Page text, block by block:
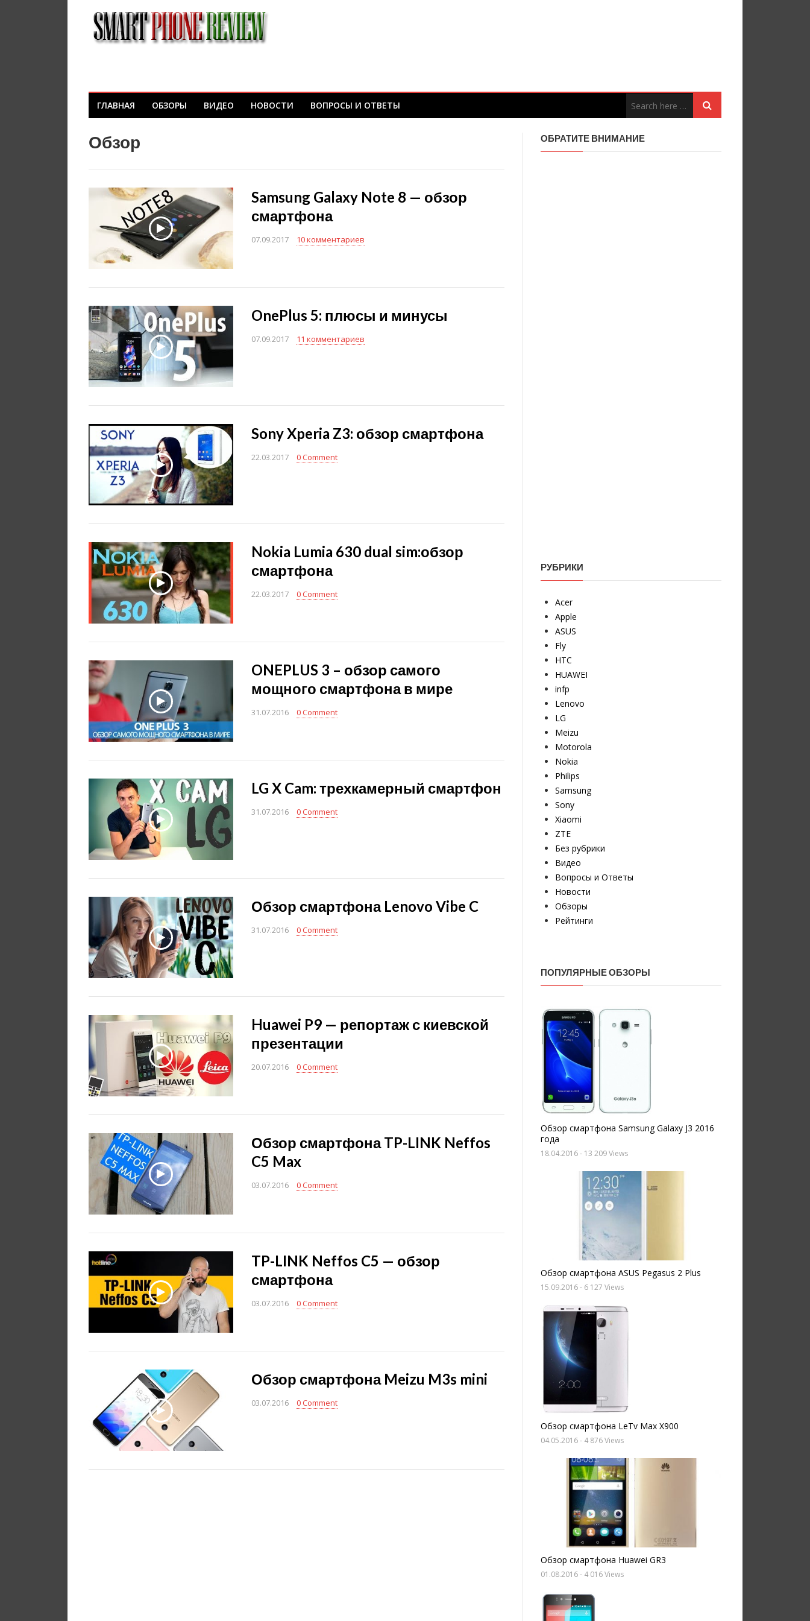
ГЛАВНАЯ ОБЗОРЫ ВИДЕО НОВОСТИ ВОПРОСЫ И ОТВЕТЫ
Обзор
Samsung Galaxy Note 8 — обзор
смартфона
07.09.2017 10 комментариев
OnePlus 5: плюсы и минусы
07.09.2017 11 комментариев
Sony Xperia Z3: обзор смартфона
22.03.2017 0 Comment
Nokia Lumia 630 dual sim:обзор
смартфона
22.03.2017 0 Comment
ONEPLUS 3 – обзор самого
мощного смартфона в мире
31.07.2016 0 Comment
LG X Cam: трехкамерный смартфон
31.07.2016 0 Comment
Обзор смартфона Lenovo Vibe C
31.07.2016 0 Comment
Huawei P9 — репортаж с киевской
презентации
20.07.2016 0 Comment
Обзор смартфона TP-LINK Neffos
C5 Max
03.07.2016 0 Comment
TP-LINK Neffos C5 — обзор
смартфона
03.07.2016 0 Comment
Обзор смартфона Meizu M3s mini
03.07.2016 0 Comment
ОБРАТИТЕ ВНИМАНИЕ
РУБРИКИ
Acer
Apple
ASUS
Fly
HTC
HUAWEI
infp
Lenovo
LG
Meizu
Motorola
Nokia
Philips
Samsung
Sony
Xiaomi
ZTE
Без рубрики
Видео
Вопросы и Ответы
Новости
Обзоры
Рейтинги
ПОПУЛЯРНЫЕ ОБЗОРЫ
Обзор смартфона Samsung Galaxy J3 2016
года
18.04.2016- 13 209 Views
Обзор смартфона ASUS Pegasus 2 Plus
15.09.2016- 6 127 Views
Обзор смартфона LeTv Max X900
04.05.2016- 4 876 Views
Обзор смартфона Huawei GR3
01.08.2016- 4 016 Views